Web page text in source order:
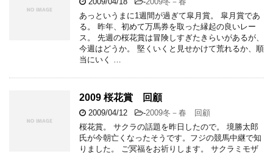
あっというまに1週間が過ぎて皐月賞。 皐月賞であ
る。 昨年、初めて万馬券を取った縁起の良いレー
ス。 先週の桜花賞は冒険しすぎたきらいがあるが、
今週はどうか。 堅くいくと見せかけて荒れるか、順
当にいく …
2009 桜花賞 回顧
2009/04/12 -2009冬－春 回顧
桜花賞。 サクラの話題を昨日したので。 境勝太郎
氏が今朝亡くなったそうです。フジの競馬中継で知
りました。 ご冥福をお祈りします。 サクラミモザ